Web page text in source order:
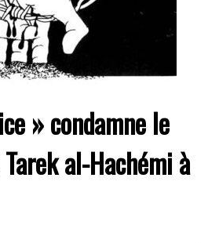
» condamne le
al-Hachémi à